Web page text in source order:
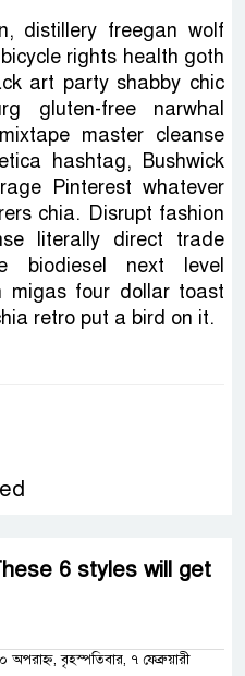
distillery freegan wolf
rights health goth
art party shabby chic
gluten-free narwhal
master cleanse
hashtag, Bushwick
Pinterest whatever
chia. Disrupt fashion
literally direct trade
biodiesel next level
migas four dollar toast
retro put a bird on it.
6 styles will get
বৃহস্পতিবার, ৭ ফেব্রুয়ারী